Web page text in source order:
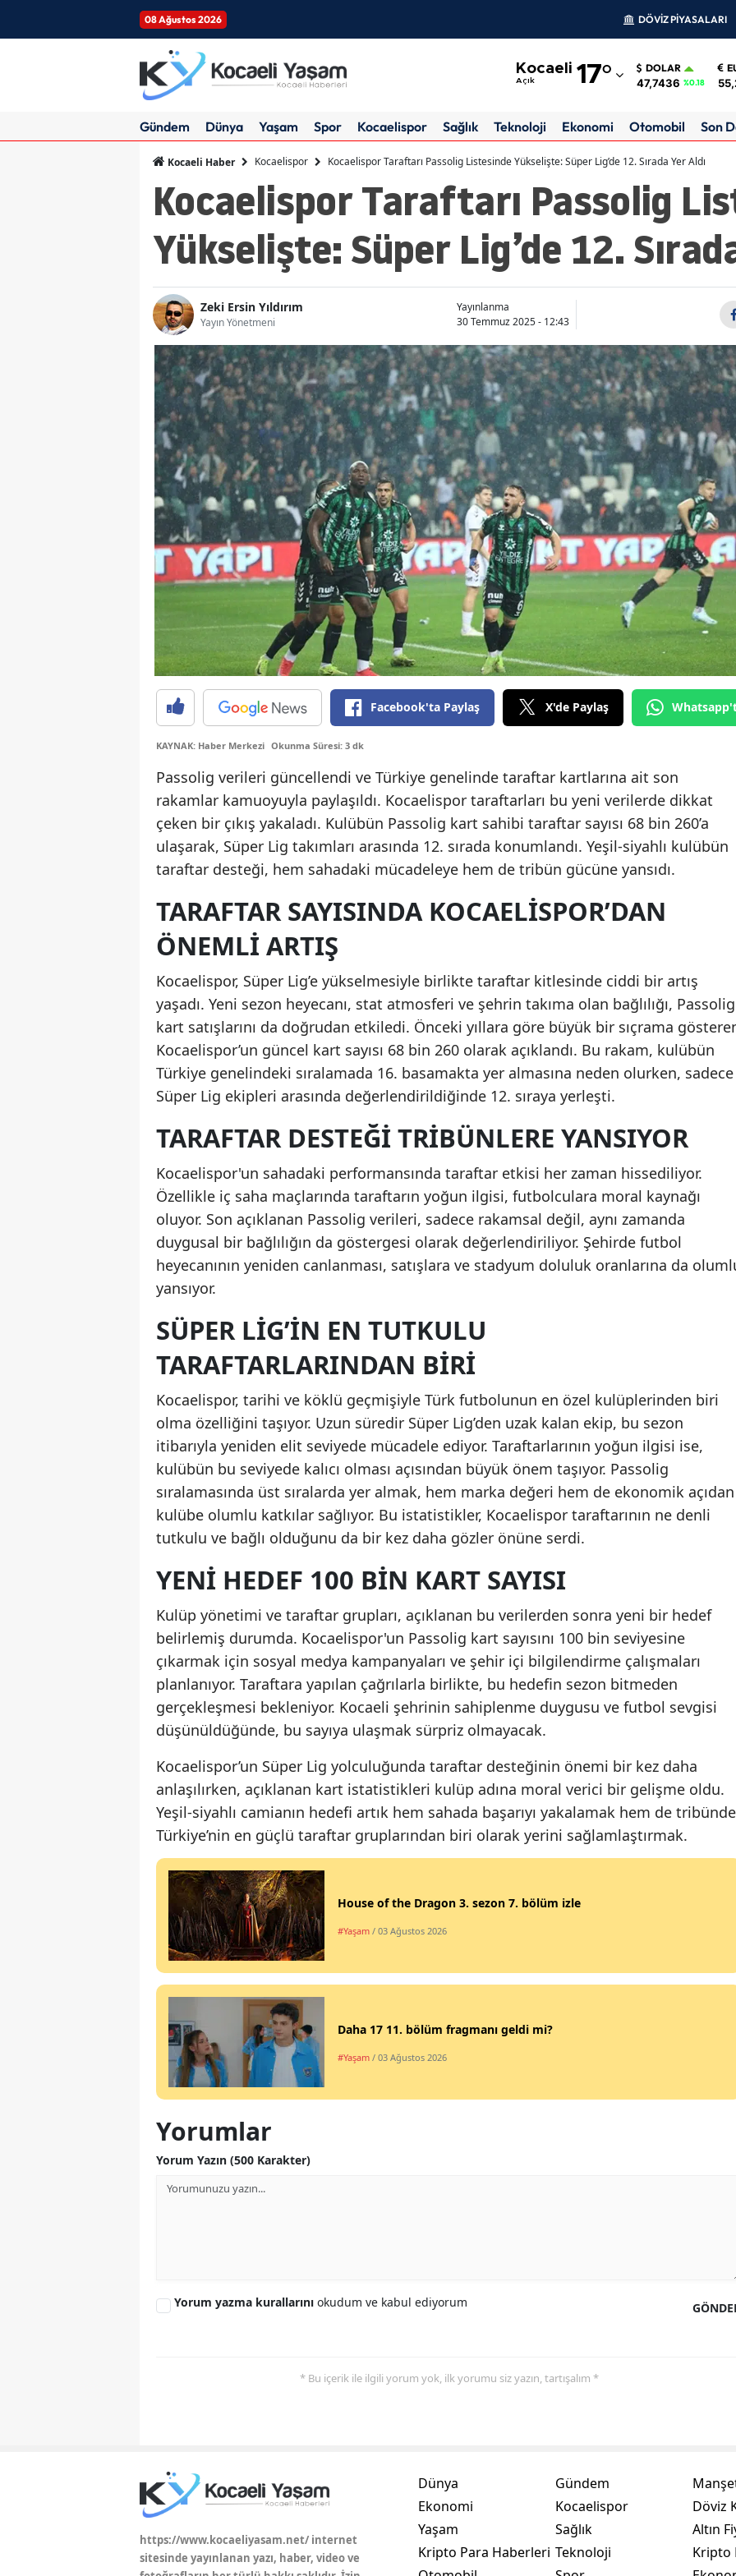
08 Ağustos 2026 DÖVİZ PİYASALARI
Kocaeli
Açık 17°
Adıyaman
Amasya
Ankara
Antalya
Artvin
Aydın
Balıkesir
Bilecik
Bingöl
Bitlis
Bolu
Burdur
Bursa
Çorum
Denizli
Diyarbakır
Erzincan
Erzurum
Gaziantep
Gümüşhane
Hakkari
Hatay
Isparta
Mersin
İzmir
Kars
Kastamonu
Kocaeli
Konya
Kütahya
Malatya
Muğla
Muş
Nevşehir
Niğde
Ordu
Rize
Sakarya
Siirt
Tokat
Tunceli
Karaman
Bartın
Ardahan
DOLAR
47,7436 %0.18
Gündem Dünya Yaşam Spor Kocaelispor Sağlık Teknoloji Ekonomi Otomobil Son
Kocaeli Haber Kocaelispor Kocaelispor Taraftarı Passolig Listesinde Yükselişte: Süper Lig’de 12. Sırada Yer Aldı
Kocaelispor Taraftarı Passolig
Yükselişte: Süper Lig’de 12.
Zeki Ersin Yıldırım
Yayın Yönetmeni
Yayınlanma
30 Temmuz 2025 - 12:43
Facebook'ta Paylaş X'de Paylaş
KAYNAK: Haber Merkezi Okunma Süresi: 3 dk
Passolig verileri güncellendi ve Türkiye genelinde taraftar kartlarına ait son
rakamlar kamuoyuyla paylaşıldı. Kocaelispor taraftarları bu yeni verilerde dikkat
çeken bir çıkış yakaladı. Kulübün Passolig kart sahibi taraftar sayısı 68 bin 260’a
ulaşarak, Süper Lig takımları arasında 12. sırada konumlandı. Yeşil-siyahlı kulübün
taraftar desteği, hem sahadaki mücadeleye hem de tribün gücüne yansıdı.
TARAFTAR SAYISINDA KOCAELISPOR’DAN
ÖNEMLI ARTIŞ
Kocaelispor, Süper Lig’e yükselmesiyle birlikte taraftar kitlesinde ciddi bir artış
yaşadı. Yeni sezon heyecanı, stat atmosferi ve şehrin takıma olan bağlılığı, Passolig
kart satışlarını da doğrudan etkiledi. Önceki yıllara göre büyük bir sıçrama
Kocaelispor’un güncel kart sayısı 68 bin 260 olarak açıklandı. Bu rakam, kulübün
Türkiye genelindeki sıralamada 16. basamakta yer almasına neden olurken, sadece
Süper Lig ekipleri arasında değerlendirildiğinde 12. sıraya yerleşti.
TARAFTAR DESTEĞI TRIBÜNLERE YANSIYOR
Kocaelispor'un sahadaki performansında taraftar etkisi her zaman hissediliyor.
Özellikle iç saha maçlarında taraftarın yoğun ilgisi, futbolculara moral kaynağı
oluyor. Son açıklanan Passolig verileri, sadece rakamsal değil, aynı zamanda
duygusal bir bağlılığın da göstergesi olarak değerlendiriliyor. Şehirde futbol
heyecanının yeniden canlanması, satışlara ve stadyum doluluk oranlarına da
yansıyor.
SÜPER LIG’IN EN TUTKULU
TARAFTARLARINDAN BIRI
Kocaelispor, tarihi ve köklü geçmişiyle Türk futbolunun en özel kulüplerinden biri
olma özelliğini taşıyor. Uzun süredir Süper Lig’den uzak kalan ekip, bu sezon
itibarıyla yeniden elit seviyede mücadele ediyor. Taraftarlarının yoğun ilgisi ise,
kulübün bu seviyede kalıcı olması açısından büyük önem taşıyor. Passolig
sıralamasında üst sıralarda yer almak, hem marka değeri hem de ekonomik açıdan
kulübe olumlu katkılar sağlıyor. Bu istatistikler, Kocaelispor taraftarının ne denli
tutkulu ve bağlı olduğunu da bir kez daha gözler önüne serdi.
YENI HEDEF 100 BIN KART SAYISI
Kulüp yönetimi ve taraftar grupları, açıklanan bu verilerden sonra yeni bir hedef
belirlemiş durumda. Kocaelispor'un Passolig kart sayısını 100 bin seviyesine
çıkarmak için sosyal medya kampanyaları ve şehir içi bilgilendirme çalışmaları
planlanıyor. Taraftara yapılan çağrılarla birlikte, bu hedefin sezon bitmeden
gerçekleşmesi bekleniyor. Kocaeli şehrinin sahiplenme duygusu ve futbol sevgisi
düşünüldüğünde, bu sayıya ulaşmak sürpriz olmayacak.
Kocaelispor’un Süper Lig yolculuğunda taraftar desteğinin önemi bir kez daha
anlaşılırken, açıklanan kart istatistikleri kulüp adına moral verici bir gelişme oldu.
Yeşil-siyahlı camianın hedefi artık hem sahada başarıyı yakalamak hem de tribünde
Türkiye’nin en güçlü taraftar gruplarından biri olarak yerini sağlamlaştırmak.
House of the Dragon 3. sezon 7. bölüm izle
#Yaşam / 03 Ağustos 2026
Daha 17 11. bölüm fragmanı geldi mi?
#Yaşam / 03 Ağustos 2026
Yorumlar
Yorum Yazın (500 Karakter)
Yorum yazma kurallarını okudum ve kabul ediyorum
* Bu içerik ile ilgili yorum yok, ilk yorumu siz yazın, tartışalım *
https://www.kocaeliyasam.net/ internet
sitesinde yayınlanan yazı, haber, video ve
Dünya
Ekonomi
Yaşam
Kripto Para Haberleri
Gündem
Kocaelispor
Sağlık
Teknoloji
Döviz
Altın
Kripto